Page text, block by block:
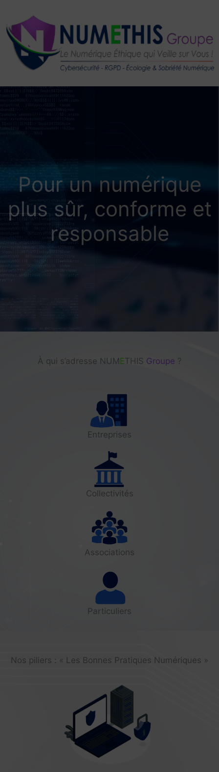
contenu
Pour un numérique
plus sûr, conforme et
responsable
À qui s’adresse NUM ETHIS Groupe ?
Entreprises
Collectivités
Associations
Particuliers
Nos piliers : « Les Bonnes Pratiques Numériques »